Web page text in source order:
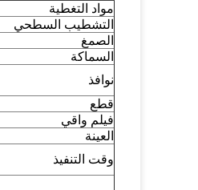
مواد التغطية
التشطيب السطحي
الصمغ
السماكة
نوافذ
قطع
فيلم واقي
العينة
وقت التنفيذ